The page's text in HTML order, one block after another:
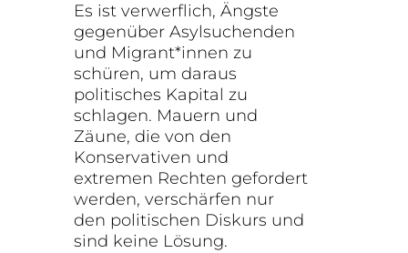
Es ist verwerflich, Ängste
gegenüber Asylsuchenden
und Migrant*innen zu
schüren, um daraus
politisches Kapital zu
schlagen. Mauern und
Zäune, die von den
Konservativen und
extremen Rechten gefordert
werden, verschärfen nur
den politischen Diskurs und
sind keine Lösung.